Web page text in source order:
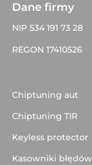
Dane firmy
NIP 534 191 73 28
REGON 17410526
Chiptuning aut
Chiptuning TIR
Keyless protector
Kasowniki błędów